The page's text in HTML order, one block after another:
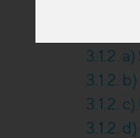
3.1.2.
3.1.2.
3.1.2.
3.1.2.